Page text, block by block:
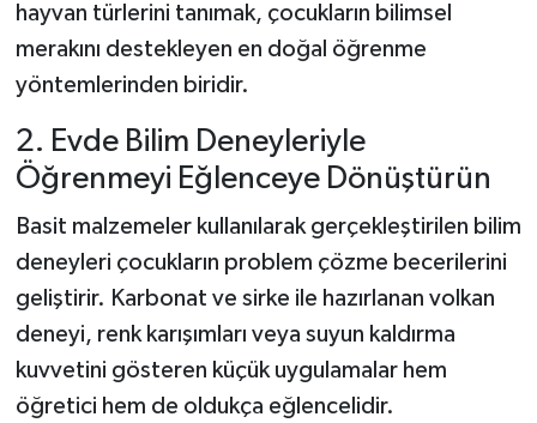
hayvan türlerini tanımak, çocukların bilimsel
merakını destekleyen en doğal öğrenme
yöntemlerinden biridir.
2. Evde Bilim Deneyleriyle
Öğrenmeyi Eğlenceye Dönüştürün
Basit malzemeler kullanılarak gerçekleştirilen bilim
deneyleri çocukların problem çözme becerilerini
geliştirir. Karbonat ve sirke ile hazırlanan volkan
deneyi, renk karışımları veya suyun kaldırma
kuvvetini gösteren küçük uygulamalar hem
öğretici hem de oldukça eğlencelidir.